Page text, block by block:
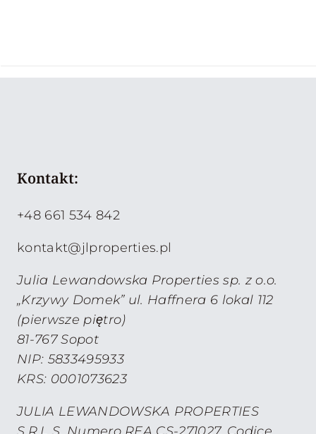
Kontakt:
+48 661 534 842
kontakt@jlproperties.pl
Julia Lewandowska Properties sp. z o.o.
„Krzywy Domek” ul. Haffnera 6 lokal 112
(pierwsze piętro)
81-767 Sopot
NIP: 5833495933
KRS: 0001073623
JULIA LEWANDOWSKA PROPERTIES